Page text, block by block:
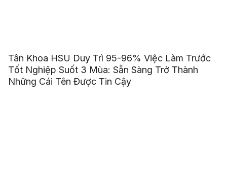
Tân Khoa HSU Duy Trì 95-96% Việc Làm Trước
Tốt Nghiệp Suốt 3 Mùa: Sẵn Sàng Trở Thành
Những Cái Tên Được Tin Cậy